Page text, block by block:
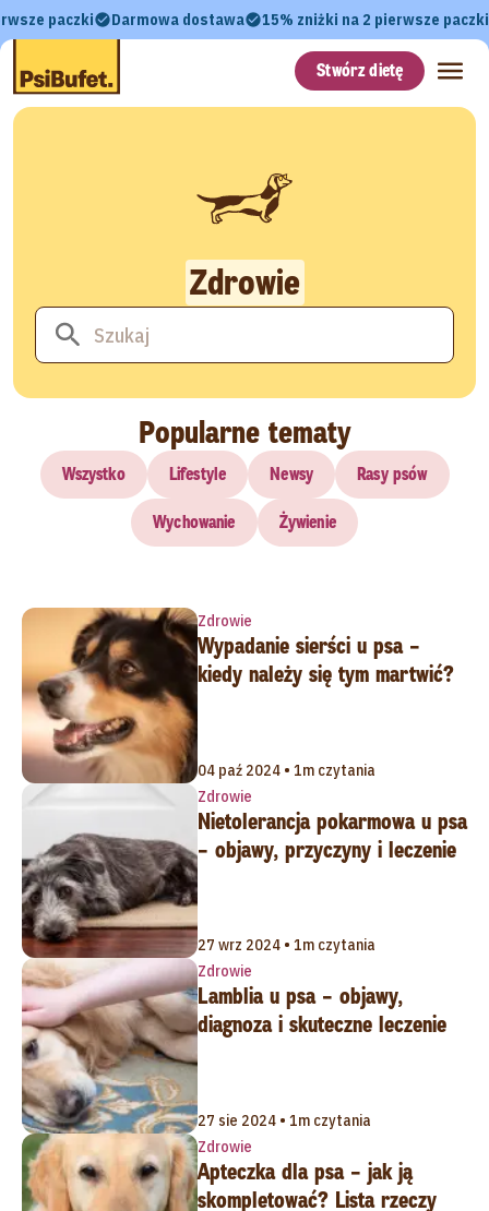
paczki Darmowa dostawa 15% zniżki na 2 pierwsze paczki
Stwórz dietę
Zdrowie
Popularne tematy
Wszystko Lifestyle Newsy Rasy psów
Wychowanie Żywienie
Zdrowie
Wypadanie sierści u psa –
kiedy należy się tym martwić?
04 paź 2024 • 1m czytania
Zdrowie
Nietolerancja pokarmowa u psa
– objawy, przyczyny i leczenie
27 wrz 2024 • 1m czytania
Zdrowie
Lamblia u psa – objawy,
diagnoza i skuteczne leczenie
27 sie 2024 • 1m czytania
Zdrowie
Apteczka dla psa – jak ją
skompletować? Lista rzeczy